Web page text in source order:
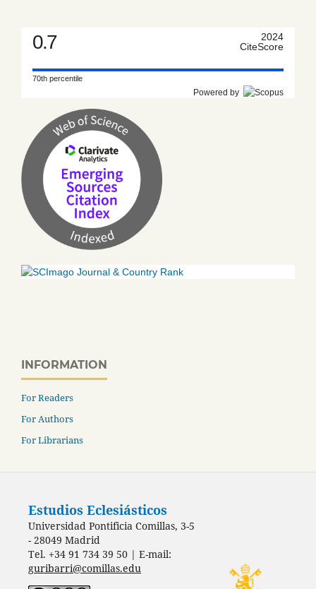
0.7
2024
CiteScore
70th percentile
Powered by
INFORMATION
For Readers
For Authors
For Librarians
Estudios Eclesiásticos
Universidad Pontificia Comillas, 3-5
- 28049 Madrid
Tel. +34 91 734 39 50 | E-mail:
guribarri@comillas.edu